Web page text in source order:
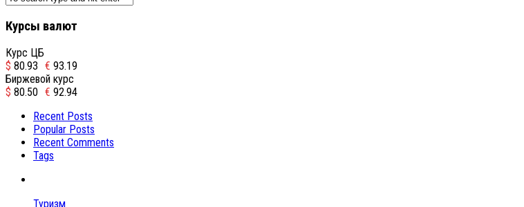
Курсы валют
Курс ЦБ
$ 80.93 € 93.19
Биржевой курс
$ 80.50 € 92.94
Recent Posts
Popular Posts
Recent Comments
Tags
Туризм